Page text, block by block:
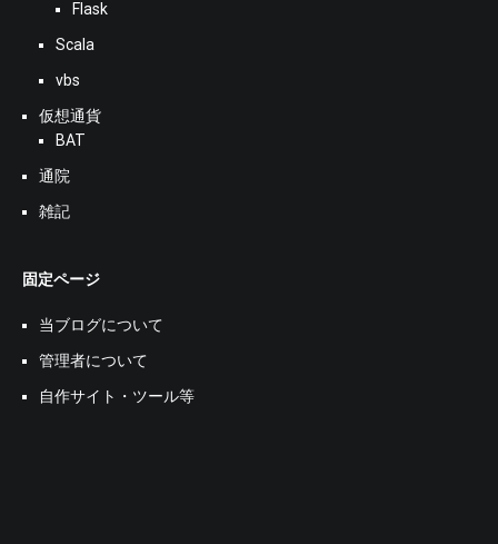
Flask
Scala
vbs
仮想通貨
BAT
通院
雑記
固定ページ
当ブログについて
管理者について
自作サイト・ツール等